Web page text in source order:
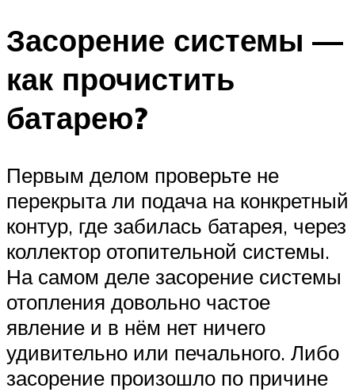
Засорение системы —
как прочистить
батарею?
Первым делом проверьте не
перекрыта ли подача на конкретный
контур, где забилась батарея, через
коллектор отопительной системы.
На самом деле засорение системы
отопления довольно частое
явление и в нём нет ничего
удивительно или печального. Либо
засорение произошло по причине